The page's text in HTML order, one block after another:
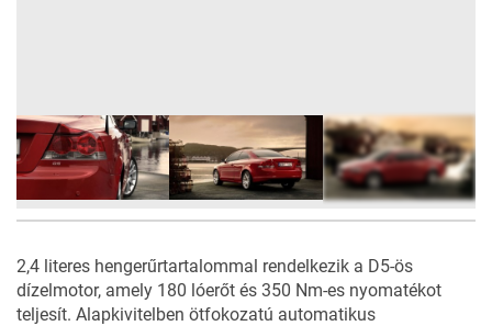
2,4 literes hengerűrtartalommal rendelkezik a D5-ös
dízelmotor, amely 180 lóerőt és 350 Nm-es nyomatékot
teljesít. Alapkivitelben ötfokozatú automatikus